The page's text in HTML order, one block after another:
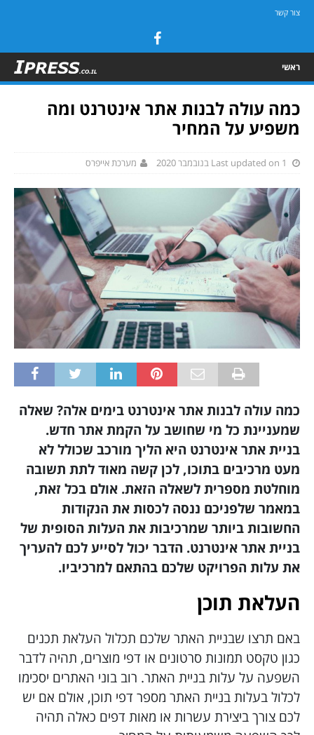
צור קשר
ראשי
כמה עולה לבנות אתר אינטרנט ומה
משפיע על המחיר
מערכת אייפרס
כמה עולה לבנות אתר אינטרנט בימים אלה? שאלה
שמעניינת כל מי שחושב על הקמת אתר חדש.
בניית אתר אינטרנט היא הליך מורכב שכולל לא
מעט מרכיבים בתוכו, לכן קשה מאוד לתת תשובה
מוחלטת מספרית לשאלה הזאת. אולם בכל זאת,
במאמר שלפניכם ננסה לכסות את הנקודות
החשובות ביותר שמרכיבות את העלות הסופית של
בניית אתר אינטרנט. הדבר יכול לסייע לכם להעריך
את עלות הפרויקט שלכם בהתאם למרכיביו.
העלאת תוכן
באם תרצו שבניית האתר שלכם תכלול העלאת תכנים
כגון טקסט תמונות סרטונים או דפי מוצרים, תהיה לדבר
השפעה על עלות בניית האתר. רוב בוני האתרים יסכימו
לכלול בעלות בניית האתר מספר דפי תוכן, אולם אם יש
לכם צורך ביצירת עשרות או מאות דפים כאלה תהיה